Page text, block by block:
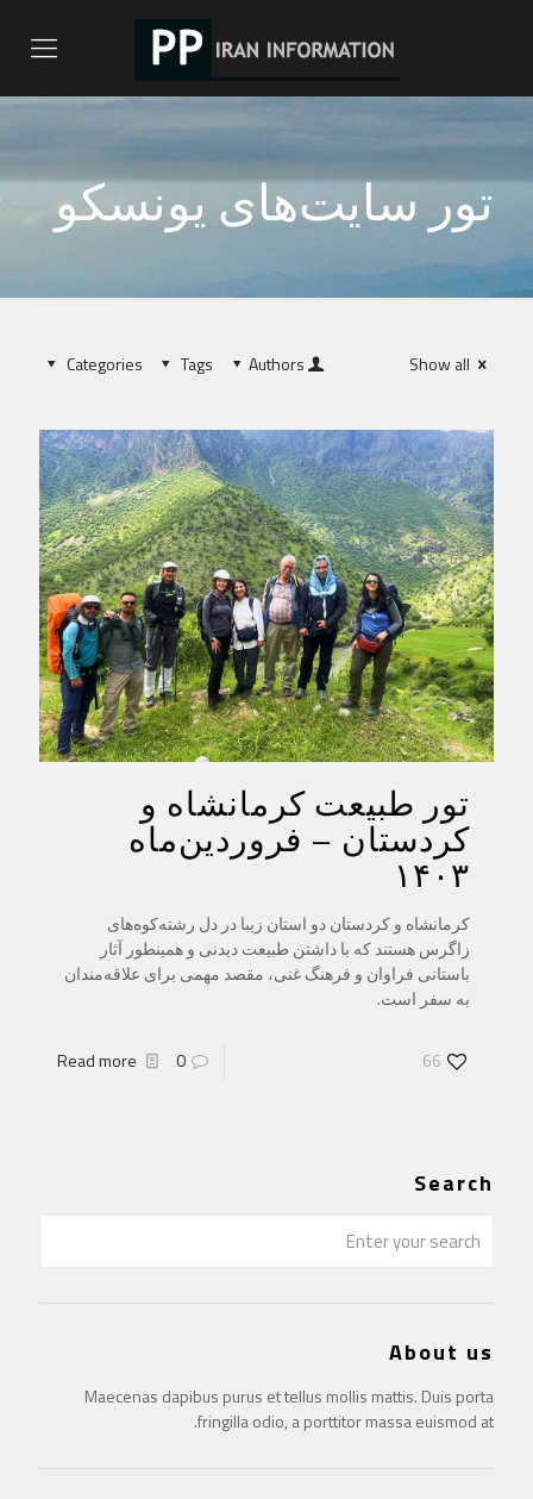
تور سایت‌های یونسکو
Categories Tags Authors Show all
تور طبیعت کرمانشاه و
کردستان – فروردین‌ماه
۱۴۰۳
کرمانشاه و کردستان دو استان زیبا در دل رشته‌کوه‌های
زاگرس هستند که با داشتن طبیعت دیدنی و همینطور آثار
باستانی فراوان و فرهنگ غنی، مقصد مهمی برای علاقه‌مندان
به سفر است.
66
0
Read more
Search
About us
Maecenas dapibus purus et tellus mollis mattis. Duis porta
fringilla odio, a porttitor massa euismod at.